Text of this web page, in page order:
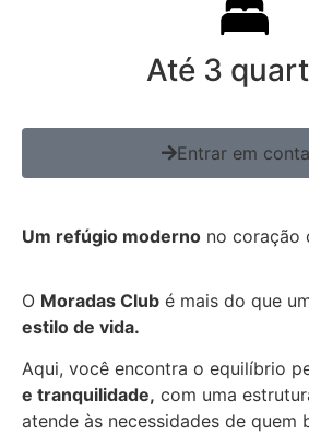
Até 3
Entrar em
Um refúgio moderno no coração
O Moradas Club é mais do que
estilo de vida.
Aqui, você encontra o equilíbrio
e tranquilidade, com uma
atende às necessidades de quem